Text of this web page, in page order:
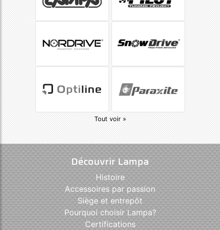
Tout voir »
Découvrir Lampa
Histoire
Accessoires par passion
Siège et entrepôt
Pourquoi choisir Lampa?
Certifications